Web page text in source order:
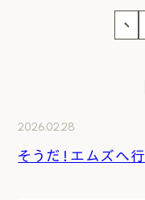
2026.02.28
そうだ！エムズへ行